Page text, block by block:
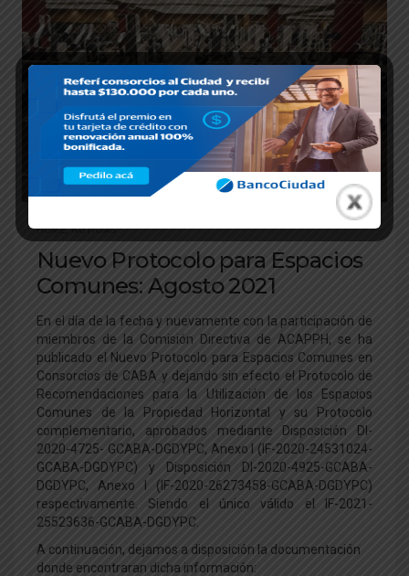
HOME,NOTICIAS
Nuevo Protocolo para Espacios
Comunes: Agosto 2021
En el día de la fecha y nuevamente con la participación de
miembros de la Comisión Directiva de ACAPPH, se ha
publicado el Nuevo Protocolo para Espacios Comunes en
Consorcios de CABA y dejando sin efecto el Protocolo de
Recomendaciones para la Utilización de los Espacios
Comunes de la Propiedad Horizontal y su Protocolo
complementario, aprobados mediante Disposición DI-
2020-4725- GCABA-DGDYPC, Anexo I (IF-2020-24531024-
GCABA-DGDYPC) y Disposición DI-2020-4925-GCABA-
DGDYPC, Anexo I (IF-2020-26273458-GCABA-DGDYPC)
respectivamente. Siendo el único válido el IF-2021-
25523636-GCABA-DGDYPC.
A continuación, dejamos a disposición la documentación
donde encontraran dicha información: